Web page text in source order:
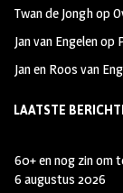
Twan de Jonghop
Jan van Engelenop
Jan en Roos van
LAATSTE
60+ en nog zin om
6 augustus 2026